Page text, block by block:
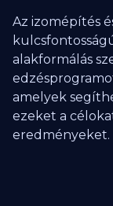
Az izomépítés
alakformálás
amelyek
ezeket a
eredményeket.